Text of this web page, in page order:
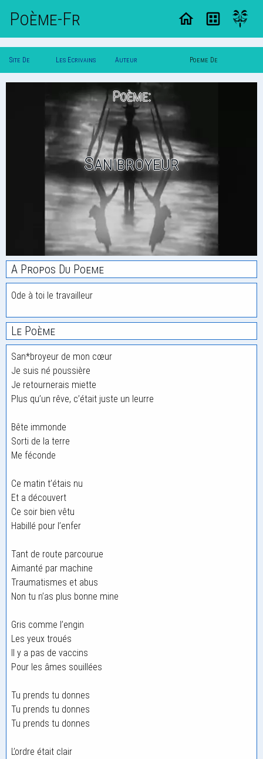
Poème-Fr
Site De Les Ecrivains Auteur
Dmt667Amzvchrist
Poeme De
Poème:
Sanibroyeur
A Propos Du Poeme
Ode à toi le travailleur
Le Poème
San*broyeur de mon cœur
Je suis né poussière
Je retournerais miette
Plus qu’un rêve, c’était juste un leurre
Bête immonde
Sorti de la terre
Me féconde
Ce matin t’étais nu
Et a découvert
Ce soir bien vêtu
Habillé pour l’enfer
Tant de route parcourue
Aimanté par machine
Traumatismes et abus
Non tu n’as plus bonne mine
Gris comme l’engin
Les yeux troués
Il y a pas de vaccins
Pour les âmes souillées
Tu prends tu donnes
Tu prends tu donnes
Tu prends tu donnes
L’ordre était clair